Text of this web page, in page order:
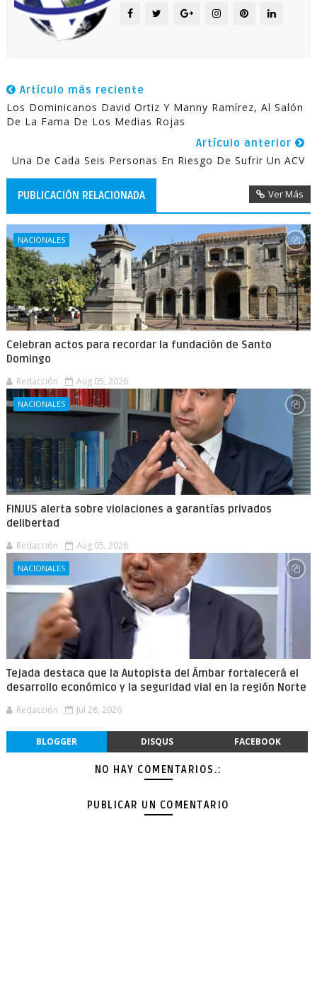
Artículo más reciente
Los Dominicanos David Ortiz Y Manny Ramírez, Al Salón
De La Fama De Los Medias Rojas
Artículo anterior
Una De Cada Seis Personas En Riesgo De Sufrir Un ACV
PUBLICACIÓN RELACIONADA Ver Más
NACIONALES
Celebran actos para recordar la fundación de Santo
Domingo
Redacción Aug 05, 2026
NACIONALES
FINJUS alerta sobre violaciones a garantías privados
delibertad
Redacción Aug 05, 2026
NACIONALES
Tejada destaca que la Autopista del Ámbar fortalecerá el
desarrollo económico y la seguridad vial en la región Norte
Redacción Jul 28, 2026
BLOGGER DISQUS FACEBOOK
NO HAY COMENTARIOS.:
PUBLICAR UN COMENTARIO